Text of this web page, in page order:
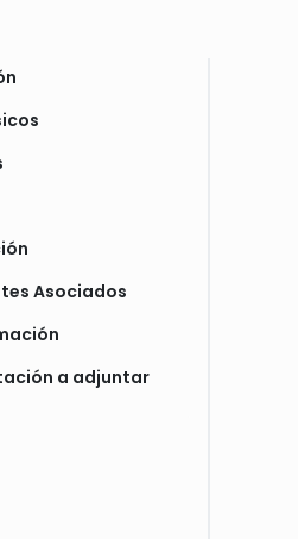
Asociados
a adjuntar